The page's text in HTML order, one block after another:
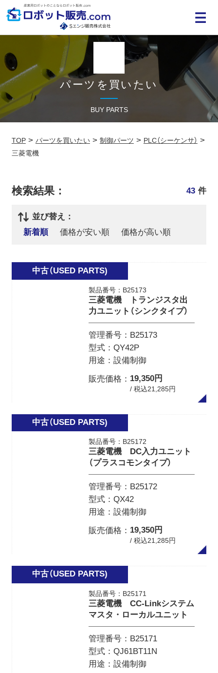
パーツを買いたい
BUY PARTS
TOP> パーツを買いたい> 制御パーツ > PLC（シーケンサ） >
三菱電機
検索結果： 43 件
並び替え：
新着順
価格が安い順 価格が高い順
製品番号：B25173
三菱電機 トランジスタ出
力ユニット（シンクタイプ）
管理番号
B25173
型式
QY42P
用途
設備制御
販売価格
19,350円
/ 税込21,285円
製品番号：B25172
三菱電機 DC入力ユニット
（プラスコモンタイプ）
管理番号
B25172
型式
QX42
用途
設備制御
販売価格
19,350円
/ 税込21,285円
製品番号：B25171
三菱電機 CC-Linkシステム
マスタ・ローカルユニット
管理番号
B25171
型式
QJ61BT11N
用途
設備制御